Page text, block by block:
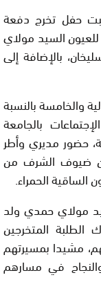
حفل تخرج دفعة
للعيون السيد مولاي
بالإضافة إلى
للجامعة الدولية والخامسة بالنسبة
بالجامعة
حضور مديري وأطر
من ضيوف الشرف من
الحمراء.
مولاي حمدي ولد
المتخرجين
مشيدا بمسيرتهم
في مسارهم